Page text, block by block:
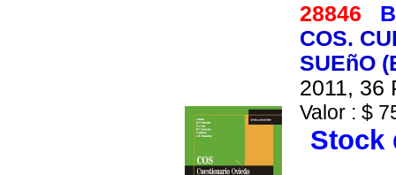
28846
COS.
SUEñO
2011, 36
Valor : $
Stock